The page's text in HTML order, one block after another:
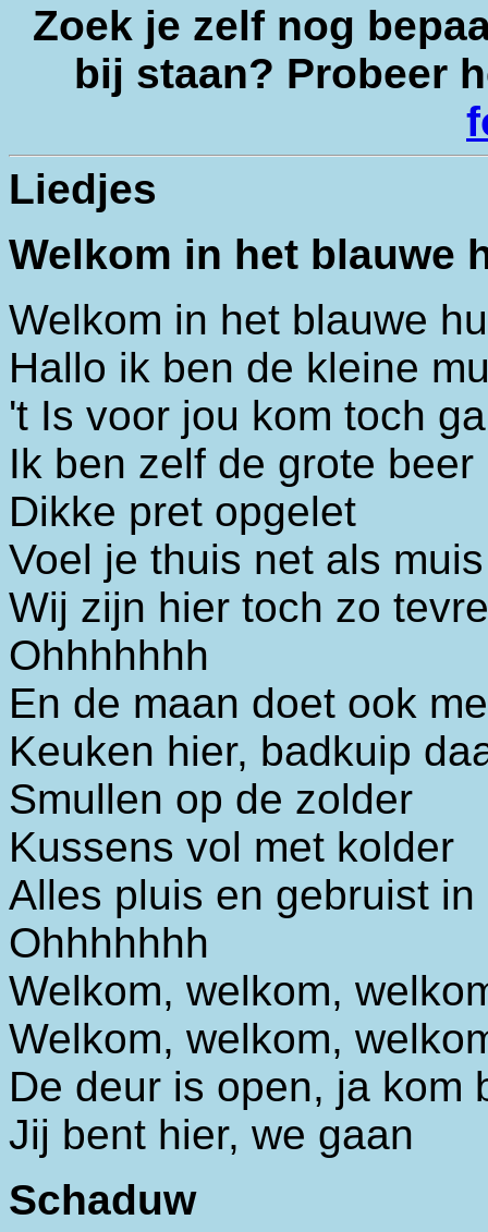
Zoek je zelf nog
bij staan? Probeer
Liedjes
Welkom in het blauwe
Welkom in het blauwe
Hallo ik ben de kleine
't Is voor jou kom toch
Ik ben zelf de grote beer
Dikke pret opgelet
Voel je thuis net als
Wij zijn hier toch zo
Ohhhhhhh
En de maan doet ook
Keuken hier, badkuip
Smullen op de zolder
Kussens vol met kolder
Alles pluis en gebruist
Ohhhhhhh
Welkom, welkom,
Welkom, welkom,
De deur is open, ja kom
Jij bent hier, we gaan
Schaduw